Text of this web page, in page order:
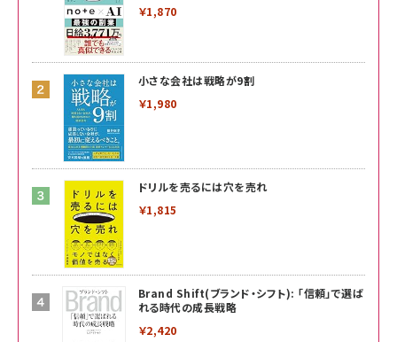
￥1,870
小さな会社は戦略が9割
￥1,980
ドリルを売るには穴を売れ
￥1,815
Brand Shift(ブランド・シフト): 「信頼」で選ば
れる時代の成長戦略
￥2,420